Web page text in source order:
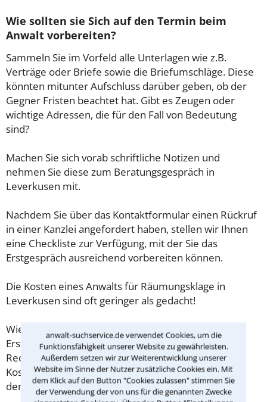
anwalt-suchservice.de verwendet Cookies, um die
Funktionsfähigkeit unserer Website zu gewährleisten.
Außerdem setzen wir zur Weiterentwicklung unserer
Website im Sinne der Nutzer zusätzliche Cookies ein. Mit
dem Klick auf den Button "Cookies zulassen" stimmen Sie
der Verwendung der von uns für die genannten Zwecke
Wie sollten sie Sich auf den Termin beim
Anwalt vorbereiten?
Sammeln Sie im Vorfeld alle Unterlagen wie z.B.
Verträge oder Briefe sowie die Briefumschläge. Diese
könnten mitunter Aufschluss darüber geben, ob der
Gegner Fristen beachtet hat. Gibt es Zeugen oder
wichtige Adressen, die für den Fall von Bedeutung
sind?
Machen Sie sich vorab schriftliche Notizen und
nehmen Sie diese zum Beratungsgespräch in
Leverkusen mit.
Nachdem Sie über das Kontaktformular einen Rückruf
in einer Kanzlei angefordert haben, stellen wir Ihnen
eine Checkliste zur Verfügung, mit der Sie das
Erstgespräch ausreichend vorbereiten können.
Die Kosten eines Anwalts für Räumungsklage in
Leverkusen sind oft geringer als gedacht!
Wieviel ein Rechtsanwalt in Leverkusen für eine
Erstberatung verlangen darf, ist in §34 des
Rechtsanwaltsvergütungsgesetz (RVG) geregelt. Die
Kosten für das erste Beratungsgespräch betragen
demnach maximal 190,00 € zzgl. MwSt.